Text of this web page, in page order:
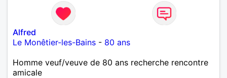
Alfred
Le Monêtier-les-Bains - 80 ans
Homme veuf/veuve de 80 ans recherche rencontre
amicale